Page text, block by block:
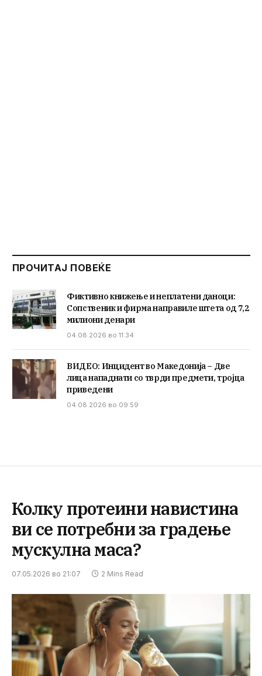
ПРОЧИТАЈ ПОВЕЌЕ
Фиктивно книжење и неплатени даноци:
Сопственик и фирма направиле штета од 7,2
милиони денари
04.08.2026 во 11:34
ВИДЕО: Инцидент во Македонија – Две
лица нападнати со тврди предмети, тројца
приведени
04.08.2026 во 09:59
Колку протеини навистина
ви се потребни за градење
мускулна маса?
07.05.2026 во 21:07 2 Mins Read